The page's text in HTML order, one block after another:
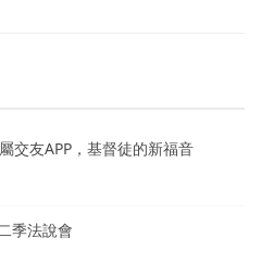
交友APP，基督徒的新福音
季法說會